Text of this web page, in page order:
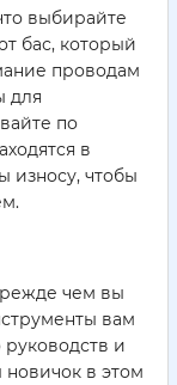
выбирайте
бас, который
проводам
для
по
в
износу, чтобы
чем вы
вам
и
в этом